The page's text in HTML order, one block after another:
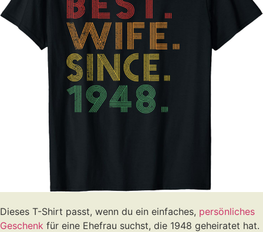
Dieses T-Shirt passt, wenn du ein einfaches, persönliches
Geschenk für eine Ehefrau suchst, die 1948 geheiratet hat.